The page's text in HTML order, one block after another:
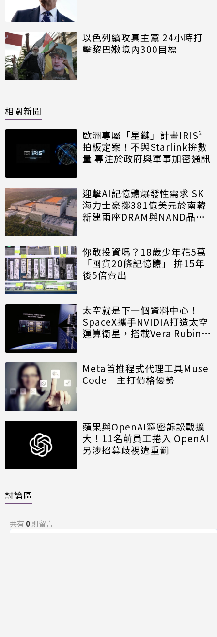
以色列續攻真主黨 24小時打
擊黎巴嫩境內300目標
相關新聞
歐洲專屬「星鏈」計畫IRIS²
拍板定案！不與Starlink拚數
量 專注於政府與軍事加密通訊
迎擊AI記憶體爆發性需求 SK
海力士豪擲381億美元於南韓
新建兩座DRAM與NAND晶圓
你敢投資嗎？18歲少年花5萬
「囤貨20條記憶體」 拚15年
後5倍賣出
太空就是下一個資料中心！
SpaceX攜手NVIDIA打造太空
運算衛星，搭載Vera Rubin運
Meta首推程式代理工具Muse
Code 主打價格優勢
蘋果與OpenAI竊密訴訟戰擴
大！11名前員工捲入 OpenAI
另涉招募歧視遭重罰
討論區
共有 0則留言